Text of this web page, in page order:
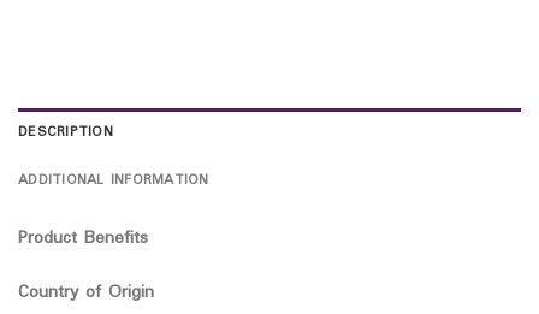
DESCRIPTION
ADDITIONAL INFORMATION
Product Benefits
Country of Origin